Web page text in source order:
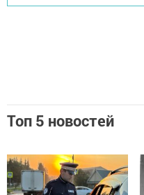
Топ 5 новостей